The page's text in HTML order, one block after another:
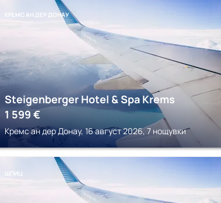
КРЕМС АН ДЕР ДОНАУ
Steigenberger Hotel & Spa Krems
1 599 €
Кремс ан дер Донау, 16 август 2026, 7 нощувки
ШПИЦ